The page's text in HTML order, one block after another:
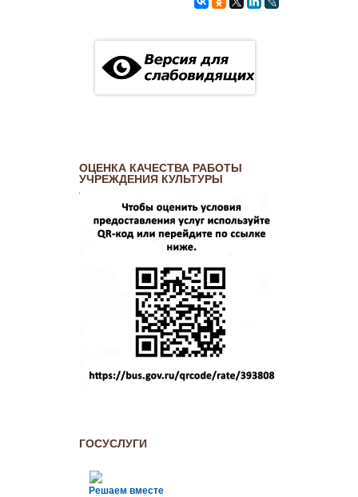
ОЦЕНКА КАЧЕСТВА РАБОТЫ
УЧРЕЖДЕНИЯ КУЛЬТУРЫ
ГОСУСЛУГИ
Решаем вместе